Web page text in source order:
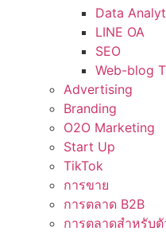
Data
LINE OA
SEO
Web-blog
Advertising
Branding
O2O Marketing
Start Up
TikTok
การขาย
การตลาด B2B
การตลาดสำหรับ